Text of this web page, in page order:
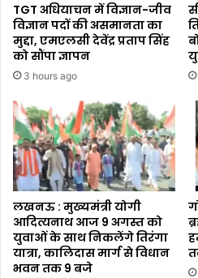
TGT अधियाचन में विज्ञान-जीव
विज्ञान पदों की असमानता का
मुद्दा, एमएलसी देवेंद्र प्रताप सिंह
को सौंपा ज्ञापन
3 hours ago
लखनऊ : मुख्यमंत्री योगी
आदित्यनाथ आज 9 अगस्त को
युवाओं के साथ निकलेंगे तिरंगा
यात्रा, कालिदास मार्ग से विधान
भवन तक 9 बजे